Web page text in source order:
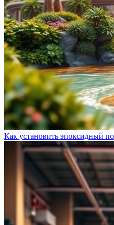
Как установить эпоксидный